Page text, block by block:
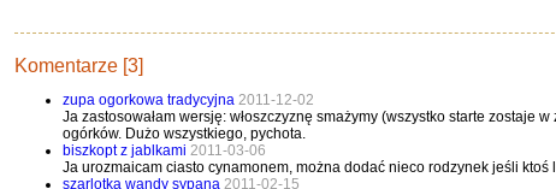
Komentarze [3]
zupa ogorkowa tradycyjna 2011-12-02
Ja zastosowałam wersję: włoszczyznę smażymy (wszystko starte
ogórków. Dużo wszystkiego, pychota.
biszkopt z jablkami 2011-03-06
Ja urozmaicam ciasto cynamonem, można dodać nieco rodzynek jeśli ktoś
szarlotka wandy sypana 2011-02-15